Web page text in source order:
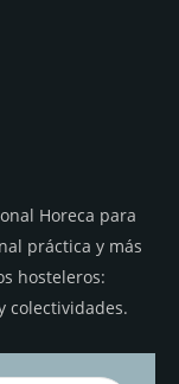
Horeca para
práctica y más
hosteleros:
colectividades.